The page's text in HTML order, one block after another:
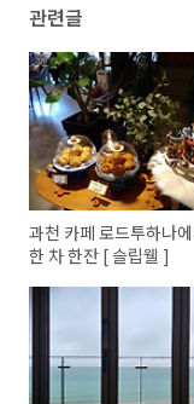
관련글
과천 카페 로드투하나
한 차 한잔 [ 슬립웰 ]